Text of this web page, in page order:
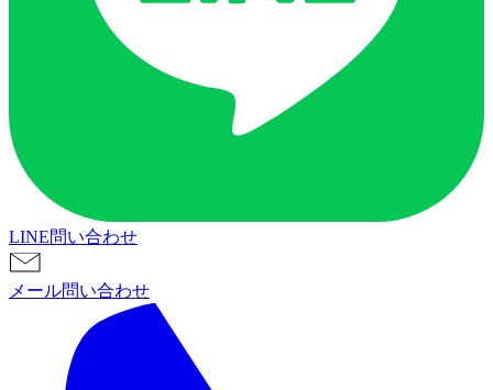
LINE問い合わせ
メール問い合わせ